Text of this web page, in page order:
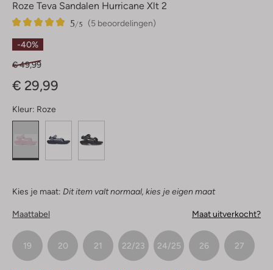
Roze Teva Sandalen Hurricane Xlt 2
(5 beoordelingen)
5/5
5
5
Sterren
-40%
€ 49,99
€ 29,99
Kleur: Roze
Kies je maat: Dit item valt normaal, kies je eigen maat
Maattabel Maat uitverkocht?
19 20 21 22/23 24/25 26 27